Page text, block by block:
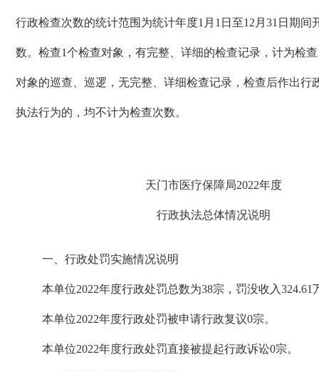
行政检查次数的统计范围为统计年度1月 1 日至12月 31 日期间
数。检查1个检查对象，有完整、详细的检查记录，计为检查
对象的巡查、巡逻，无完整、详细检查记录，检查后作出行
执法行为的，均不计为检查次数。
天门市医疗保障局2022年度
行政执法总体情况说明
一、行政处罚实施情况说明
本单位2022年度行政处罚总数为38宗，罚没收入324.61
本单位2022年度行政处罚被申请行政复议0宗。
本单位2022年度行政处罚直接被提起行政诉讼0宗。